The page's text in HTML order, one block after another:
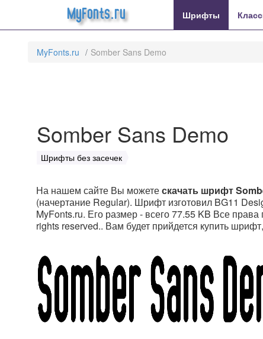
MyFonts.ru Шрифты
MyFonts.ru Somber Sans Demo
Somber Sans Demo
Шрифты без засечек
На нашем сайте Вы можетескачать шрифт
(начертание Regular). Шрифт изготовил BG11
MyFonts.ru. Его размер - всего 77.55 KB Все
rights reserved.. Вам будет прийдется купить